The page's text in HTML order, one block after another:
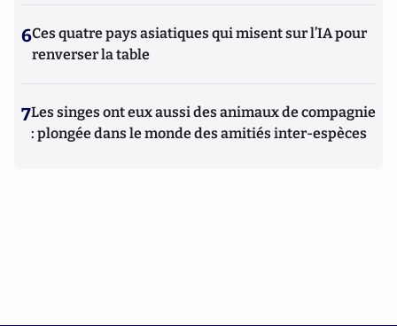
6Ces quatre pays asiatiques qui misent sur l’IA pour
renverser la table
7Les singes ont eux aussi des animaux de compagnie
: plongée dans le monde des amitiés inter-espèces